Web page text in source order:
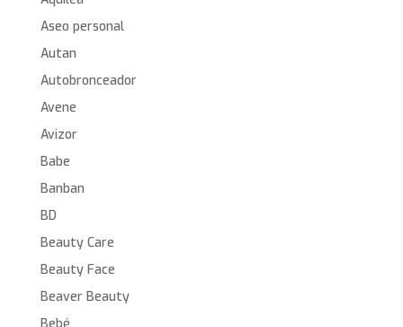
Aseo personal
Autan
Autobronceador
Avene
Avizor
Babe
Banban
BD
Beauty Care
Beauty Face
Beaver Beauty